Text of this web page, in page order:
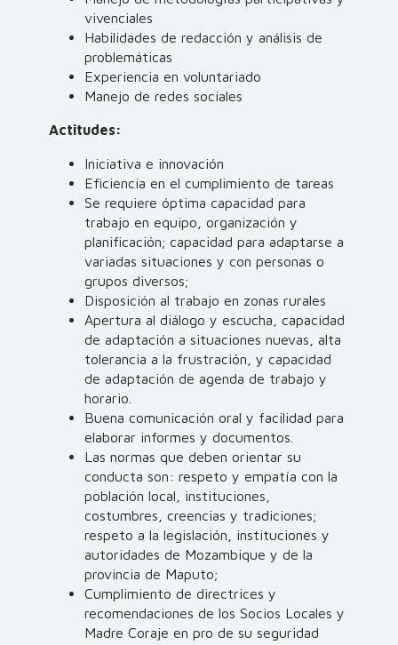
vivenciales
Habilidades de redacción y análisis de
problemáticas
Experiencia en voluntariado
Manejo de redes sociales
Actitudes:
Iniciativa e innovación
Eficiencia en el cumplimiento de tareas
Se requiere óptima capacidad para
trabajo en equipo, organización y
planificación; capacidad para adaptarse a
variadas situaciones y con personas o
grupos diversos;
Disposición al trabajo en zonas rurales
Apertura al diálogo y escucha, capacidad
de adaptación a situaciones nuevas, alta
tolerancia a la frustración, y capacidad
de adaptación de agenda de trabajo y
horario.
Buena comunicación oral y facilidad para
elaborar informes y documentos.
Las normas que deben orientar su
conducta son: respeto y empatía con la
población local, instituciones,
costumbres, creencias y tradiciones;
respeto a la legislación, instituciones y
autoridades de Mozambique y de la
provincia de Maputo;
Cumplimiento de directrices y
recomendaciones de los Socios Locales y
Madre Coraje en pro de su seguridad